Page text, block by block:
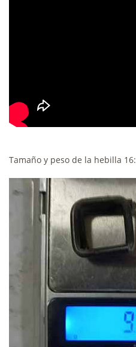
Tamaño y peso de la hebilla 16: